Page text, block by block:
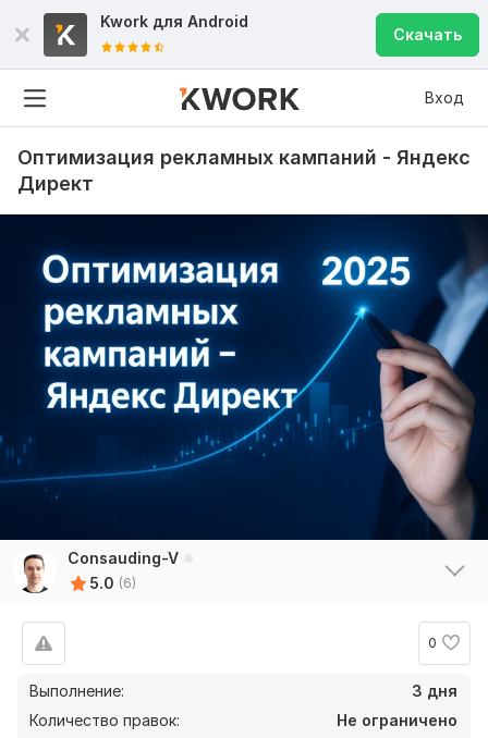
Kwork для Android
Скачать
Вход
Оптимизация рекламных кампаний - Яндекс
Директ
Consauding-V
5.0 (6)
0
Выполнение:
3 дня
Количество правок:
Не ограничено